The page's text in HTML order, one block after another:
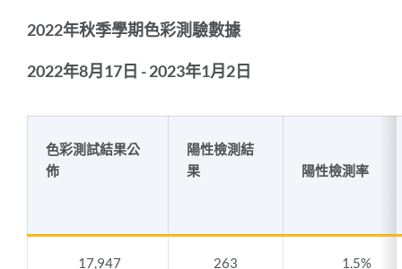
2022年秋季學期色彩測驗數據
2022年8月17日 - 2023年1月2日
色彩測試結果公
佈
陽性檢測結
果
陽性檢測率
17,947 263 1.5%